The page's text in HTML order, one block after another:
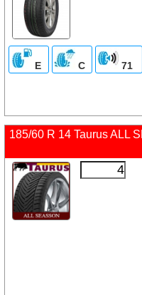
E C 71
185/60 R 14 Taurus ALL